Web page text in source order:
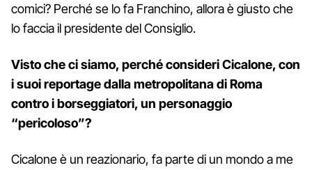
comici? Perché se lo fa Franchino, allora è giusto che
lo faccia il presidente del Consiglio.
Visto che ci siamo, perché consideri Cicalone, con
i suoi reportage dalla metropolitana di Roma
contro i borseggiatori, un personaggio
“pericoloso”?
Cicalone è un reazionario, fa parte di un mondo a me